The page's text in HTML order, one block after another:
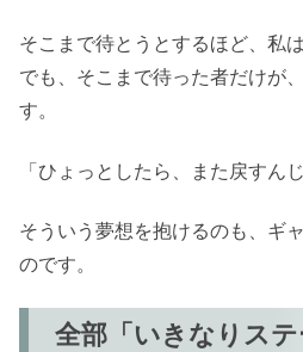
そこまで待とうとするほど、私
でも、そこまで待った者だけが
す。
「ひょっとしたら、また戻すん
そういう夢想を抱けるのも、ギ
のです。
全部「いきなりス